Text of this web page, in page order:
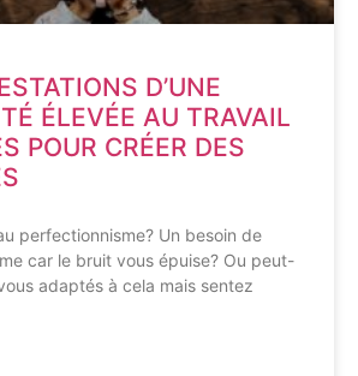
D’UNE
ÉLEVÉE AU TRAVAIL
POUR CRÉER DES
perfectionnisme? Un besoin de
car le bruit vous épuise? Ou peut-
adaptés à cela mais sentez